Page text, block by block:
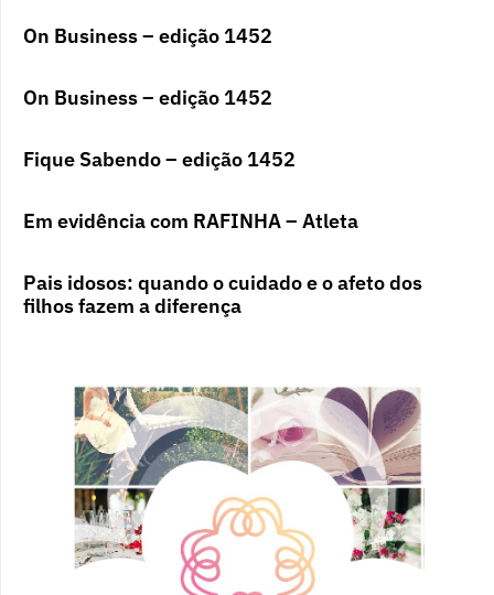
On Business – edição 1452
On Business – edição 1452
Fique Sabendo – edição 1452
Em evidência com RAFINHA – Atleta
Pais idosos: quando o cuidado e o afeto dos
filhos fazem a diferença